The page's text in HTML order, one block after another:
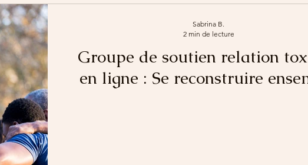
Société
Groupe de soutien relation
en ligne : Se reconstruire
Sabrina B.
2 min de lecture